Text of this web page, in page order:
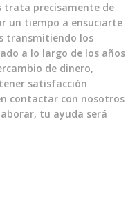
trata precisamente de
un tiempo a ensuciarte
transmitiendo los
a lo largo de los años
de dinero,
satisfacción
contactar con nosotros
tu ayuda será